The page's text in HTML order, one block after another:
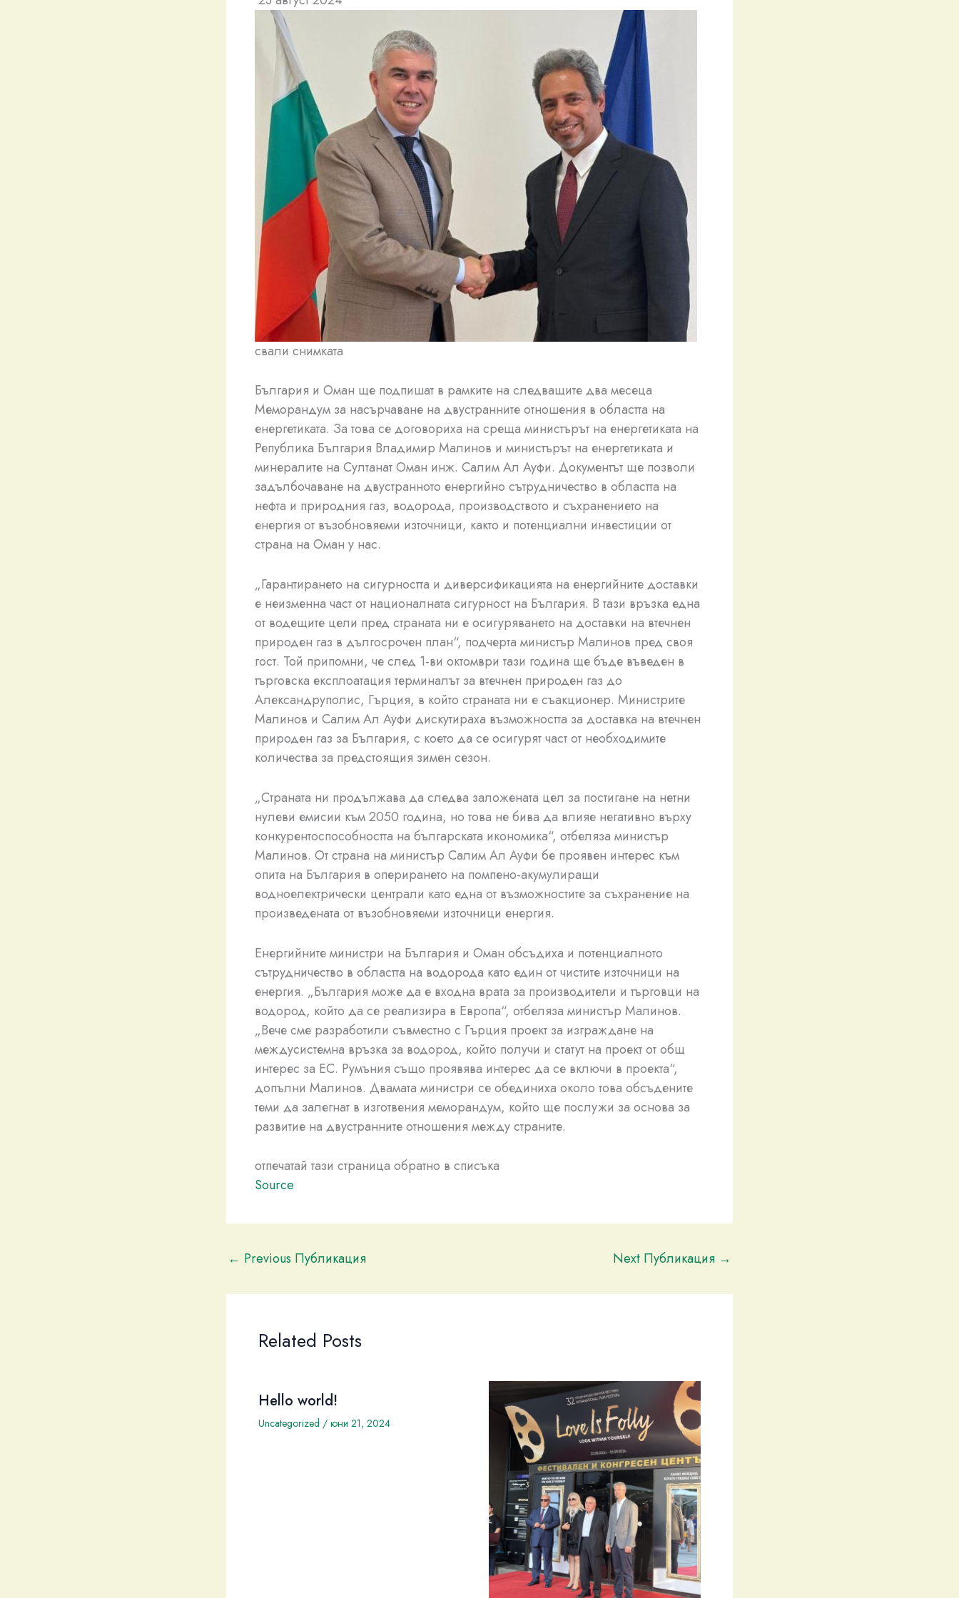
свали снимката
България и Оман ще подпишат в рамките на следващите два месеца
Меморандум за насърчаване на двустранните отношения в областта на
енергетиката. За това се договориха на среща министърът на енергетиката на
Република България Владимир Малинов и министърът на енергетиката и
минералите на Султанат Оман инж. Салим Ал Ауфи. Документът ще позволи
задълбочаване на двустранното енергийно сътрудничество в областта на
нефта и природния газ, водорода, производството и съхранението на
енергия от възобновяеми източници, както и потенциални инвестиции от
страна на Оман у нас.
„Гарантирането на сигурността и диверсификацията на енергийните доставки
е неизменна част от националната сигурност на България. В тази връзка една
от водещите цели пред страната ни е осигуряването на доставки на втечнен
природен газ в дългосрочен план“, подчерта министър Малинов пред своя
гост. Той припомни, че след 1-ви октомври тази година ще бъде въведен в
търговска експлоатация терминалът за втечнен природен газ до
Александруполис, Гърция, в който страната ни е съакционер. Министрите
Малинов и Салим Ал Ауфи дискутираха възможността за доставка на втечнен
природен газ за България, с което да се осигурят част от необходимите
количества за предстоящия зимен сезон.
„Страната ни продължава да следва заложената цел за постигане на нетни
нулеви емисии към 2050 година, но това не бива да влияе негативно върху
конкурентоспособността на българската икономика“, отбеляза министър
Малинов. От страна на министър Салим Ал Ауфи бе проявен интерес към
опита на България в оперирането на помпено-акумулиращи
водноелектрически централи като една от възможностите за съхранение на
произведената от възобновяеми източници енергия.
Енергийните министри на България и Оман обсъдиха и потенциалното
сътрудничество в областта на водорода като един от чистите източници на
енергия. „България може да е входна врата за производители и търговци на
водород, който да се реализира в Европа“, отбеляза министър Малинов.
„Вече сме разработили съвместно с Гърция проект за изграждане на
междусистемна връзка за водород, който получи и статут на проект от общ
интерес за ЕС. Румъния също проявява интерес да се включи в проекта“,
допълни Малинов. Двамата министри се обединиха около това обсъдените
теми да залегнат в изготвения меморандум, който ще послужи за основа за
развитие на двустранните отношения между страните.
отпечатай тази страница обратно в списъка
Source
← Previous Публикация Next Публикация →
Related Posts
Hello world!
Uncategorized / юни 21, 2024